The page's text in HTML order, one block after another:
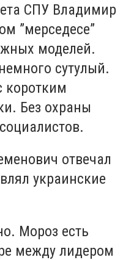
СПУ Владимир
”мерседесе”
моделей.
сутулый.
коротким
Без охраны
отвечал
украинские
Мороз есть
между лидером